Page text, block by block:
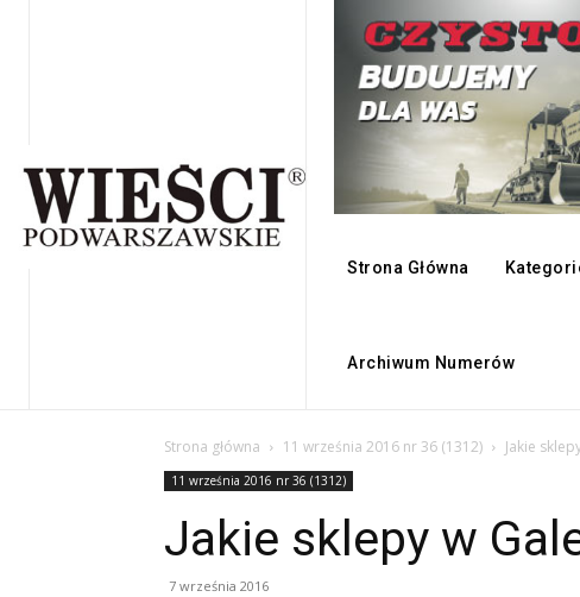
Strona Główna
Archiwum Numerów
Strona główna 11 września 2016 nr 36 (1312) Jakie
11 września 2016 nr 36 (1312)
Jakie sklepy w
7 września 2016